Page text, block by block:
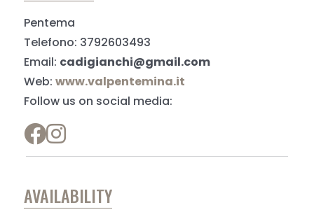
Pentema
Telefono: 3792603493
Email: cadigianchi@gmail.com
Web:www.valpentemina.it
Follow us on social media:
AVAILABILITY